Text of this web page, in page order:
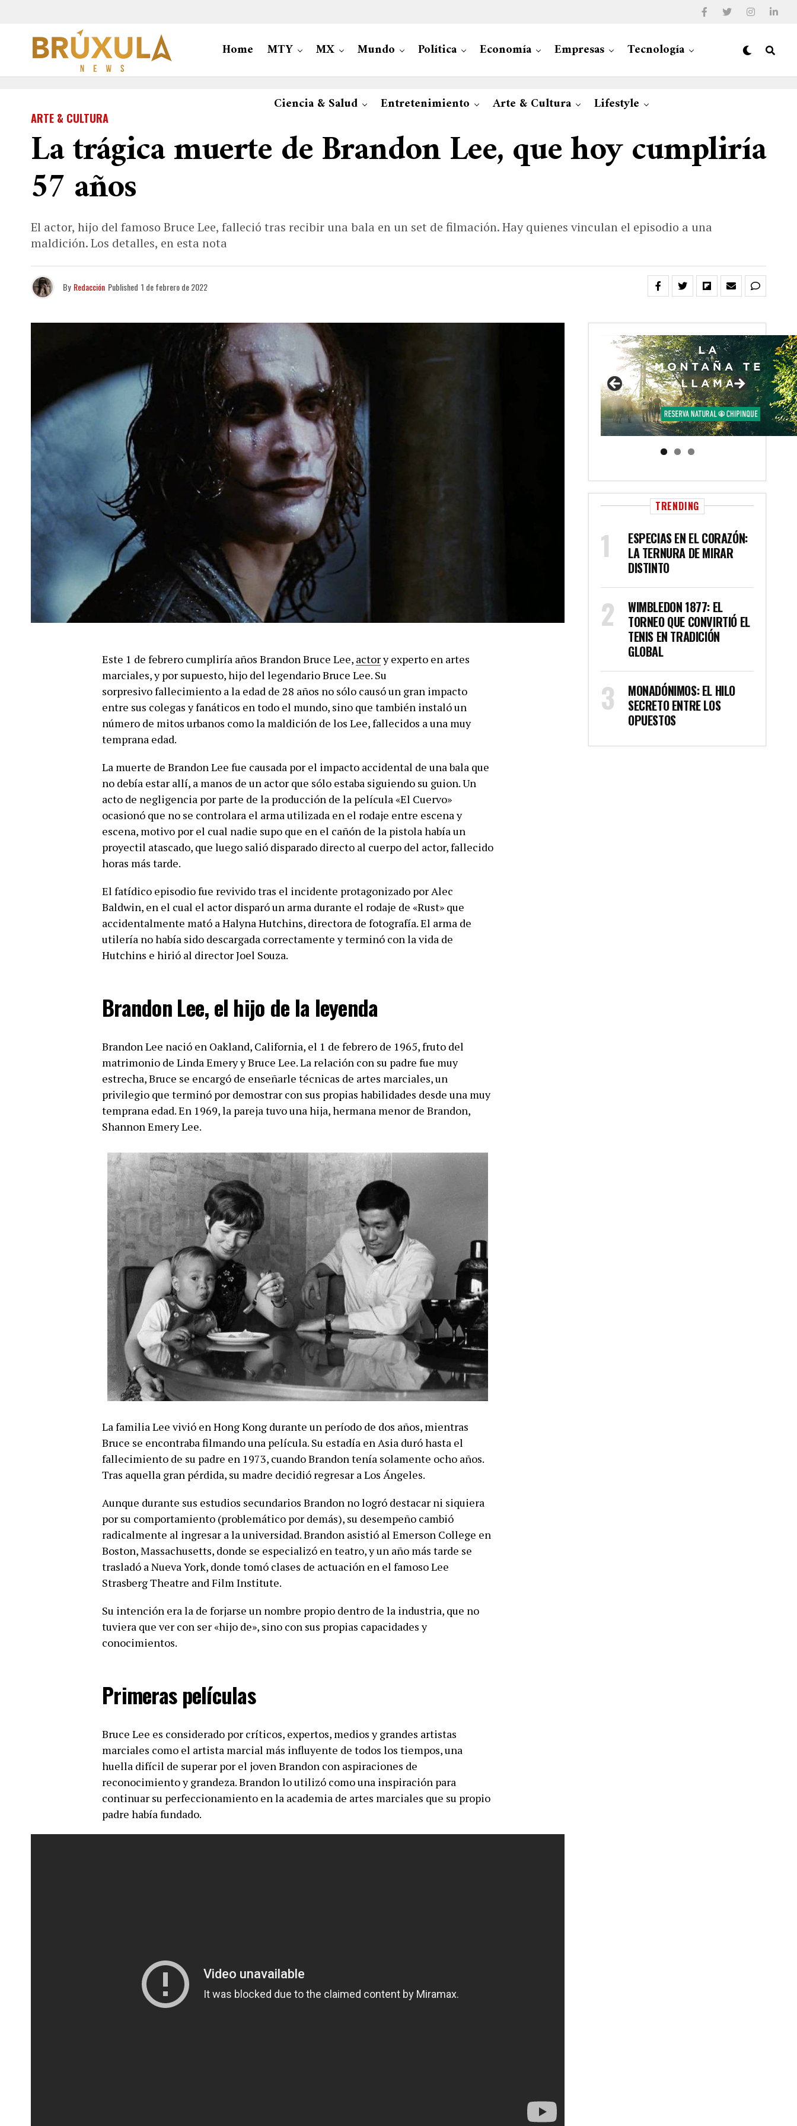
Home MTY MX Mundo Política Economía Empresas Tecnología
Ciencia & Salud Entretenimiento Arte & Cultura Lifestyle
ARTE & CULTURA
La trágica muerte de Brandon Lee, que hoy cumpliría
57 años
El actor, hijo del famoso Bruce Lee, falleció tras recibir una bala en un set de filmación. Hay quienes vinculan el episodio a una
maldición. Los detalles, en esta nota
By Redacción Published 1 de febrero de 2022
Este 1 de febrero cumpliría años Brandon Bruce Lee, actory experto en artes
marciales, y por supuesto, hijo del legendario Bruce Lee. Su
sorpresivo fallecimiento a la edad de 28 años no sólo causó un gran impacto
entre sus colegas y fanáticos en todo el mundo, sino que también instaló un
número de mitos urbanos como la maldición de los Lee, fallecidos a una muy
temprana edad.
La muerte de Brandon Lee fue causada por el impacto accidental de una bala que
no debía estar allí, a manos de un actor que sólo estaba siguiendo su guion. Un
acto de negligencia por parte de la producción de la película «El Cuervo»
ocasionó que no se controlara el arma utilizada en el rodaje entre escena y
escena, motivo por el cual nadie supo que en el cañón de la pistola había un
proyectil atascado, que luego salió disparado directo al cuerpo del actor, fallecido
horas más tarde.
El fatídico episodio fue revivido tras el incidente protagonizado por Alec
Baldwin, en el cual el actor disparó un arma durante el rodaje de «Rust» que
accidentalmente mató a Halyna Hutchins, directora de fotografía. El arma de
utilería no había sido descargada correctamente y terminó con la vida de
Hutchins e hirió al director Joel Souza.
Brandon Lee, el hijo de la leyenda
Brandon Lee nació en Oakland, California, el 1 de febrero de 1965, fruto del
matrimonio de Linda Emery y Bruce Lee. La relación con su padre fue muy
estrecha, Bruce se encargó de enseñarle técnicas de artes marciales, un
privilegio que terminó por demostrar con sus propias habilidades desde una muy
temprana edad. En 1969, la pareja tuvo una hija, hermana menor de Brandon,
Shannon Emery Lee.
La familia Lee vivió en Hong Kong durante un período de dos años, mientras
Bruce se encontraba filmando una película. Su estadía en Asia duró hasta el
fallecimiento de su padre en 1973, cuando Brandon tenía solamente ocho años.
Tras aquella gran pérdida, su madre decidió regresar a Los Ángeles.
Aunque durante sus estudios secundarios Brandon no logró destacar ni siquiera
por su comportamiento (problemático por demás), su desempeño cambió
radicalmente al ingresar a la universidad. Brandon asistió al Emerson College en
Boston, Massachusetts, donde se especializó en teatro, y un año más tarde se
trasladó a Nueva York, donde tomó clases de actuación en el famoso Lee
Strasberg Theatre and Film Institute.
Su intención era la de forjarse un nombre propio dentro de la industria, que no
tuviera que ver con ser «hijo de», sino con sus propias capacidades y
conocimientos.
Primeras películas
Bruce Lee es considerado por críticos, expertos, medios y grandes artistas
marciales como el artista marcial más influyente de todos los tiempos, una
huella difícil de superar por el joven Brandon con aspiraciones de
reconocimiento y grandeza. Brandon lo utilizó como una inspiración para
continuar su perfeccionamiento en la academia de artes marciales que su propio
padre había fundado.
TRENDING
ESPECIAS EN EL CORAZÓN:
LA TERNURA DE MIRAR
DISTINTO
WIMBLEDON 1877: EL
TORNEO QUE CONVIRTIÓ EL
TENIS EN TRADICIÓN
GLOBAL
MONADÓNIMOS: EL HILO
SECRETO ENTRE LOS
OPUESTOS